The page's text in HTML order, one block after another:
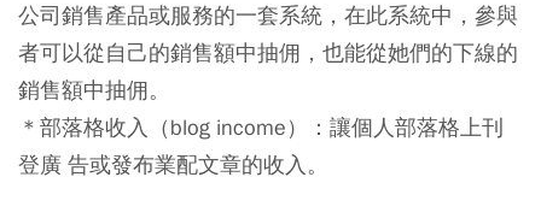
公司銷售產品或服務的一套系統，在此系統中，參與
者可以從自己的銷售額中抽佣，也能從她們的下線的
銷售額中抽佣。
＊部落格收入（blog income）：讓個人部落格上刊
登廣 告或發布業配文章的收入。